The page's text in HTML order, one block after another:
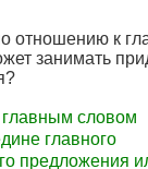
отношению к
занимать
главным словом
главного
предложения